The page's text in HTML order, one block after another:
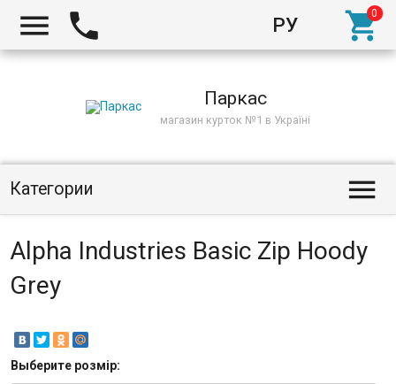
РУ
  
Паркас
магазин курток №1 в Україні
Категории 
Alpha Industries Basic Zip Hoody
Grey
Выберите розмір: